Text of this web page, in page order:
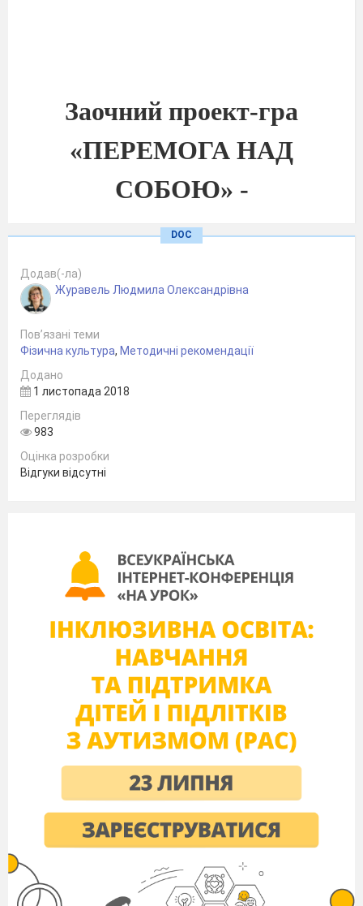
Заочний проект-гра
«ПЕРЕМОГА НАД
СОБОЮ» -
засіб покращення опорно-рухової системи,
підготовки, мотивації студентів до
самостійних занять фізичними вправами
(авторська розробка
2017 рік
УДК 616.711, 007.53: 615.825
Затверджено
цикловою комісією суспільно-гуманітарних
та економічних дисциплін
(Протокол № 5 від 26.01.2017 року)
DOC
Додав(-ла)
Журавель Людмила Олександрівна
Пов’язані теми
Фізична культура, Методичні рекомендації
Додано
1 листопада 2018
Переглядів
983
Оцінка розробки
Відгуки відсутні